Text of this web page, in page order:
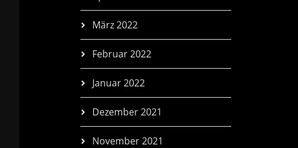
März 2022
Februar 2022
Januar 2022
Dezember 2021
November 2021